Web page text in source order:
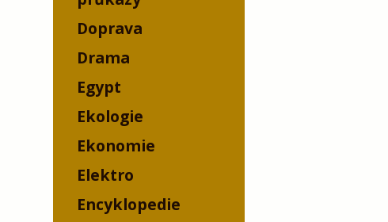
Doprava
Drama
Egypt
Ekologie
Ekonomie
Elektro
Encyklopedie